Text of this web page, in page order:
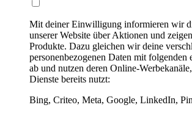
Mit deiner Einwilligung informieren wir
unserer Website über Aktionen und
Produkte. Dazu gleichen wir deine
personenbezogenen Daten mit folgenden
ab und nutzen deren Online-
Dienste bereits nutzt:
Bing, Criteo, Meta, Google, LinkedIn,